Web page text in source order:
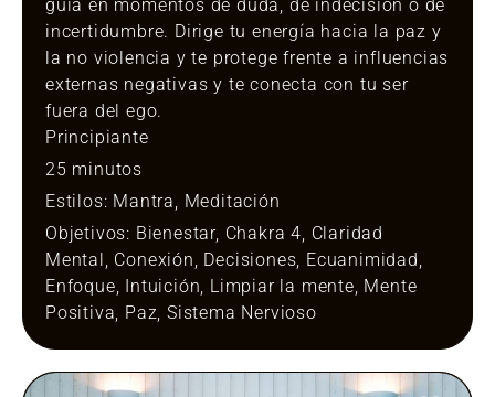
guía en momentos de duda, de indecisión o de
incertidumbre. Dirige tu energía hacia la paz y
la no violencia y te protege frente a influencias
externas negativas y te conecta con tu ser
fuera del ego.
Principiante
25 minutos
Estilos: Mantra
Meditación
Objetivos: Bienestar, Chakra 4 Claridad
Mental Conexión Decisiones Ecuanimidad
Enfoque Intuición Limpiar la mente Mente
Positiva Paz ,Sistema Nervioso